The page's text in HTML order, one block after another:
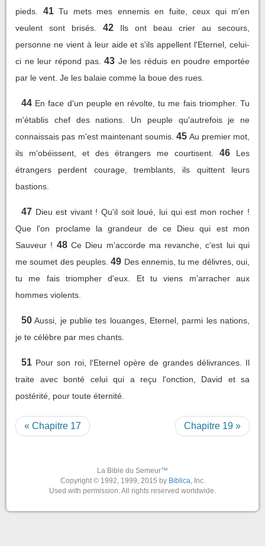
pieds.
41 Tu mets mes ennemis en fuite, ceux qui m'en
veulent sont brisés.
42
Ils ont beau crier au secours,
personne ne vient à leur aide et s'ils appellent l'Eternel, celui-
ci ne leur répond pas. 43 Je les réduis en poudre emportée
par le vent. Je les balaie comme la boue des rues.
44 En face d'un peuple en révolte, tu me fais triompher. Tu
m'établis chef des nations. Un peuple qu'autrefois je ne
connaissais pas m'est maintenant soumis. 45 Au premier mot,
ils m'obéissent, et des étrangers me courtisent.
46
Les
étrangers perdent courage, tremblants, ils quittent leurs
bastions.
47 Dieu est vivant ! Qu'il soit loué, lui qui est mon rocher !
Que l'on proclame la grandeur de ce Dieu qui est mon
Sauveur ! 48 Ce Dieu m'accorde ma revanche, c'est lui qui
me soumet des peuples. 49 Des ennemis, tu me délivres, oui,
tu me fais triompher d'eux. Et tu viens m'arracher aux
hommes violents.
50 Aussi, je publie tes louanges, Eternel, parmi les nations,
je te célèbre par mes chants.
51 Pour son roi, l'Eternel opère de grandes délivrances. Il
traite avec bonté celui qui a reçu l'onction, David et sa
postérité, pour toute éternité.
« Chapitre 17 Chapitre 19 »
La Bible du Semeur™
Copyright © 1992, 1999, 2015 by Biblica, Inc.
Used with permission. All rights reserved worldwide.